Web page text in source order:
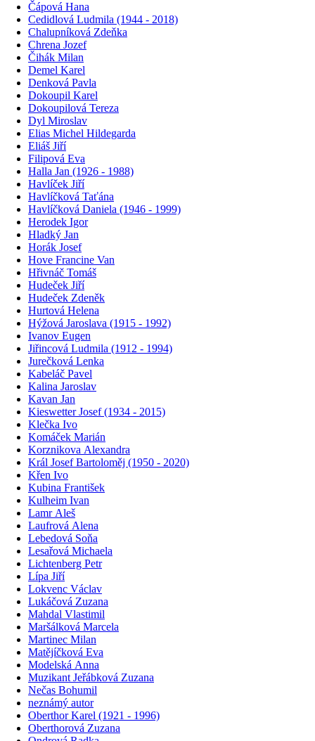
Čápová Hana
Cedidlová Ludmila (1944 - 2018)
Chalupníková Zdeňka
Chrena Jozef
Čihák Milan
Demel Karel
Denková Pavla
Dokoupil Karel
Dokoupilová Tereza
Dyl Miroslav
Elias Michel Hildegarda
Eliáš Jiří
Filipová Eva
Halla Jan (1926 - 1988)
Havlíček Jiří
Havlíčková Taťána
Havlíčková Daniela (1946 - 1999)
Herodek Igor
Hladký Jan
Horák Josef
Hove Francine Van
Hřivnáč Tomáš
Hudeček Jiří
Hudeček Zdeněk
Hurtová Helena
Hýžová Jaroslava (1915 - 1992)
Ivanov Eugen
Jiřincová Ludmila (1912 - 1994)
Jurečková Lenka
Kabeláč Pavel
Kalina Jaroslav
Kavan Jan
Kieswetter Josef (1934 - 2015)
Klečka Ivo
Komáček Marián
Korznikova Alexandra
Král Josef Bartoloměj (1950 - 2020)
Křen Ivo
Kubina František
Kulheim Ivan
Lamr Aleš
Laufrová Alena
Lebedová Soňa
Lesařová Michaela
Lichtenberg Petr
Lípa Jiří
Lokvenc Václav
Lukáčová Zuzana
Mahdal Vlastimil
Maršálková Marcela
Martinec Milan
Matějíčková Eva
Modelská Anna
Muzikant Jeřábková Zuzana
Nečas Bohumil
neznámý autor
Oberthor Karel (1921 - 1996)
Oberthorová Zuzana